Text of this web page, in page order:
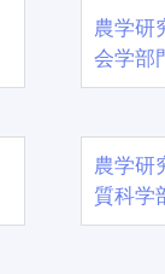
農学
会学部
農学
質科学